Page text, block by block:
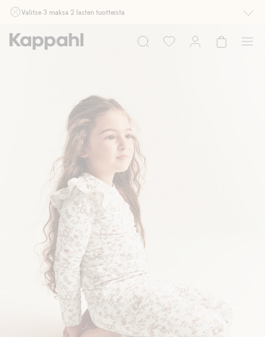
Valitse 3 maksa 2 lasten tuotteista
myymälässä ja verkossa. Ei voi yhdistää muihin alennuksiin tai tarjouksiin.